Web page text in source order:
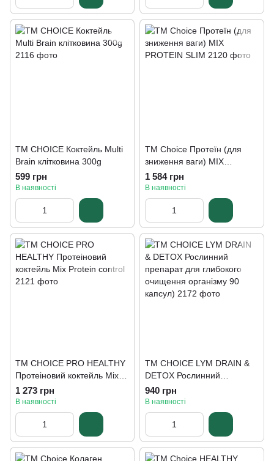
ТМ CHOICE Коктейль Multi
Brain клітковина 300g
599 грн
В наявності
TM Choice Протеїн (для
зниження ваги) MIX
PROTEIN SLIM
1 584 грн
В наявності
ТМ CHOICE PRO HEALTHY
Протеіновий коктейль Mix
Protein control
1 273 грн
В наявності
ТМ CHOICE LYM DRAIN &
DETOX Рослинний
препарат для глибокого
очищення організму 90
капсул)
940 грн
В наявності